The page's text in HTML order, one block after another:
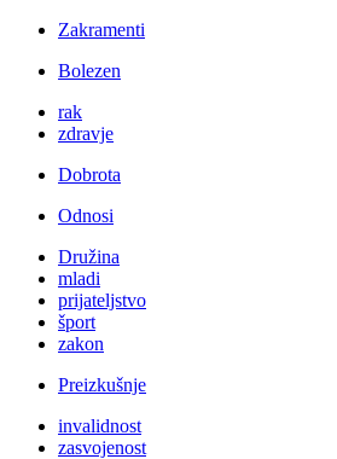
Zakramenti
Bolezen
rak
zdravje
Dobrota
Odnosi
Družina
mladi
prijateljstvo
šport
zakon
Preizkušnje
invalidnost
zasvojenost